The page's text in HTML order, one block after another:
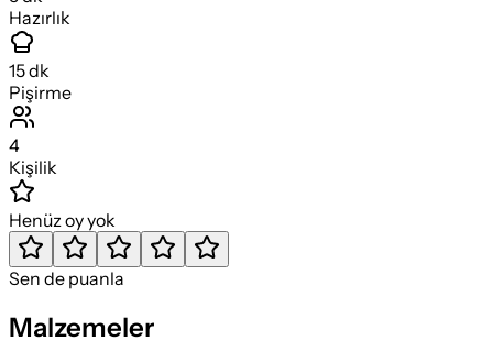
Hazırlık
15dk
Pişirme
4
Kişilik
Henüz oy yok
Sen de puanla
Malzemeler